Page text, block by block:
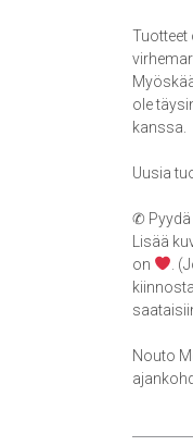
Tuotteet
ole
kanssa.
Uusia
✆ Pyydä
Lisää
on
.
Nouto